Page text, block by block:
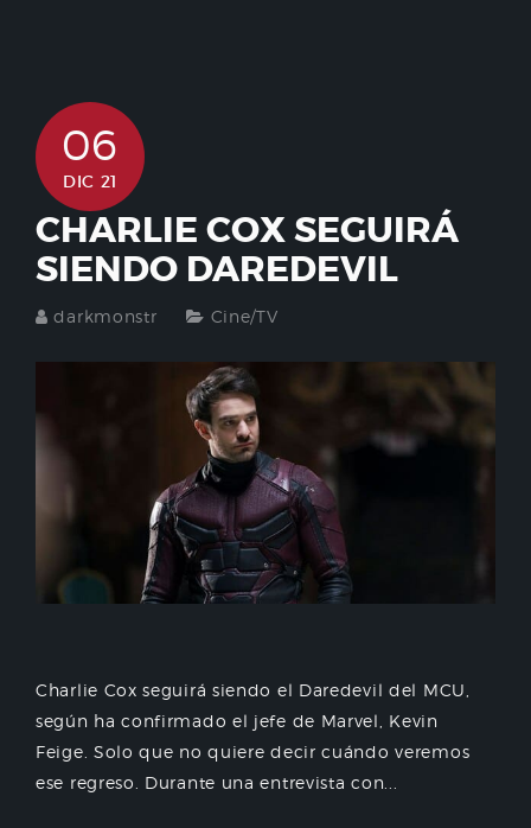
06
DIC 21
CHARLIE COX SEGUIRÁ
SIENDO DAREDEVIL
darkmonstr Cine/TV
Charlie Cox seguirá siendo el Daredevil del MCU,
según ha confirmado el jefe de Marvel, Kevin
Feige. Solo que no quiere decir cuándo veremos
ese regreso. Durante una entrevista con...